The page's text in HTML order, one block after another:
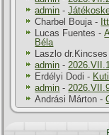
admin -
Charbel Bouja -
Lucas Fuentes -
Béla
Laszlo dr.Kincses
admin -
Erdélyi Dodi -
admin -
Andrási Márton -